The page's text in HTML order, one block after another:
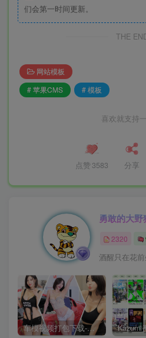
们会第一时间更新。
THE
网站模板
# 苹果CMS
# 模板
喜欢就支持
点赞 3583 分享
勇敢的大野
2320
酒醒只在花前
车模视频打包下载-高清无水印版